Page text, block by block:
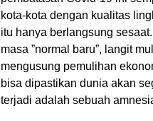
kota-kota dengan kualitas
itu hanya berlangsung
masa ”normal baru”, langit
mengusung pemulihan
bisa dipastikan dunia akan
terjadi adalah sebuah